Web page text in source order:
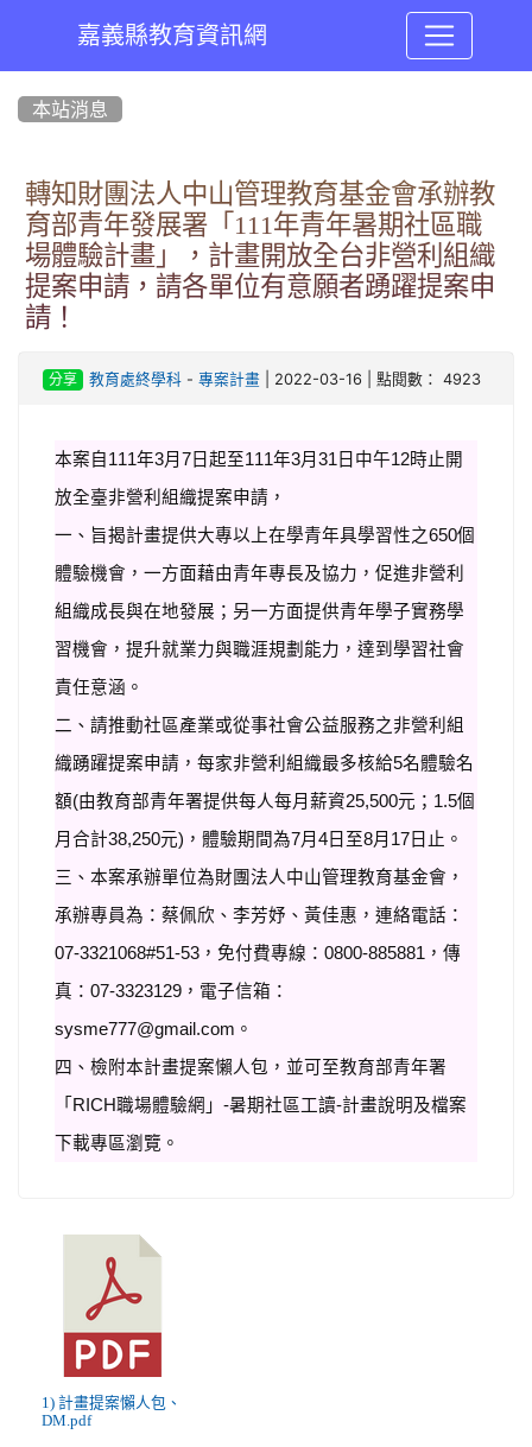
嘉義縣教育資訊網
本站消息
轉知財團法人中山管理教育基金會承辦教
育部青年發展署「111年青年暑期社區職
場體驗計畫」，計畫開放全台非營利組織
提案申請，請各單位有意願者踴躍提案申
請！
分享 教育處終學科- 專案計畫| 2022-03-16 | 點閱數： 4923
本案自111年3月7日起至111年3月31日中午12時止開
放全臺非營利組織提案申請，
一、旨揭計畫提供大專以上在學青年具學習性之650個
體驗機會，一方面藉由青年專長及協力，促進非營利
組織成長與在地發展；另一方面提供青年學子實務學
習機會，提升就業力與職涯規劃能力，達到學習社會
責任意涵。
二、請推動社區產業或從事社會公益服務之非營利組
織踴躍提案申請，每家非營利組織最多核給5名體驗名
額(由教育部青年署提供每人每月薪資25,500元；1.5個
月合計38,250元)，體驗期間為7月4日至8月17日止。
三、本案承辦單位為財團法人中山管理教育基金會，
承辦專員為：蔡佩欣、李芳妤、黃佳惠，連絡電話：
07-3321068#51-53，免付費專線：0800-885881，傳
真：07-3323129，電子信箱：
sysme777@gmail.com。
四、檢附本計畫提案懶人包，並可至教育部青年署
「RICH職場體驗網」-暑期社區工讀-計畫說明及檔案
下載專區瀏覽。
1) 計畫提案懶人包、
DM.pdf